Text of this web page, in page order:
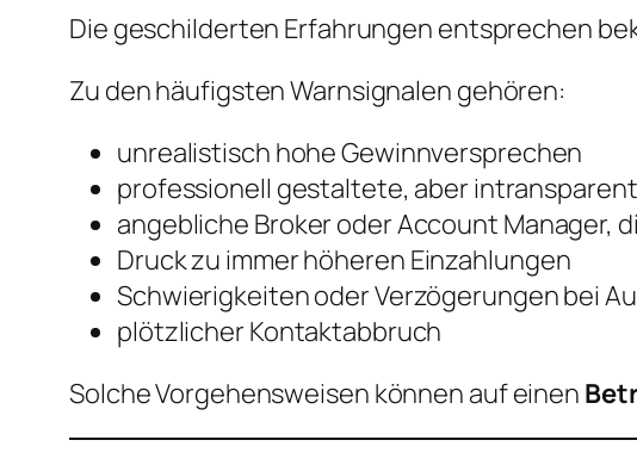
Die geschilderten Erfahrungen entsprechen
Zu den häufigsten Warnsignalen gehören:
unrealistisch hohe Gewinnversprechen
professionell gestaltete, aber
angebliche Broker oder Account Manager,
Druck zu immer höheren Einzahlungen
Schwierigkeiten oder Verzögerungen bei
plötzlicher Kontaktabbruch
Solche Vorgehensweisen können auf einen